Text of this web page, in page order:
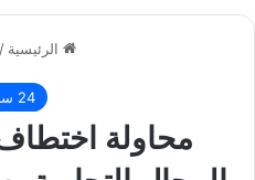
الرئيسية /
24 ساعة
محاولة